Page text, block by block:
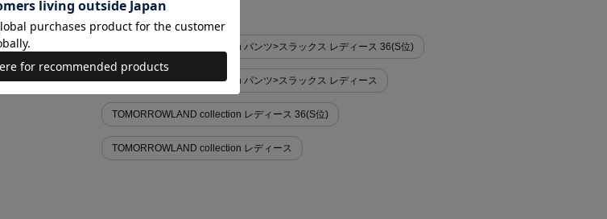
似た条件で検索
TOMORROWLAND collection パンツ>スラックス レディース 36(S位)
TOMORROWLAND collection パンツ>スラックス レディース
TOMORROWLAND collection レディース 36(S位)
TOMORROWLAND collection レディース